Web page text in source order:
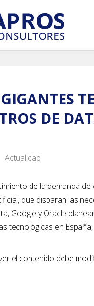
DE
Actualidad
de la demanda
que disparan las
Google y Oracle
tecnológicas en
el contenido debe